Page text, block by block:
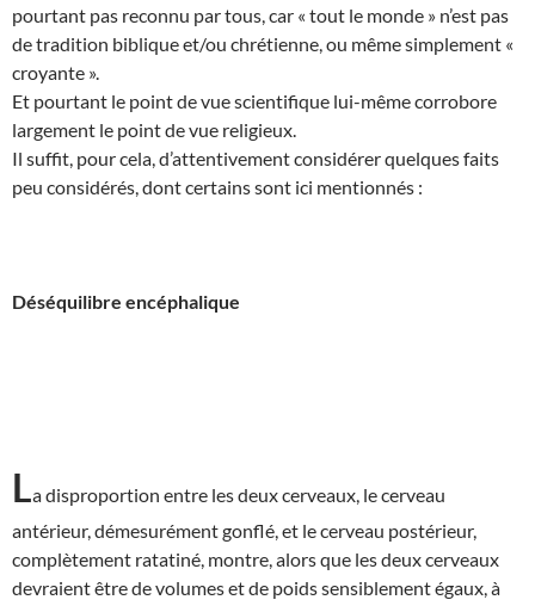
pourtant pas reconnu par tous, car « tout le monde » n’est pas
de tradition biblique et/ou chrétienne, ou même simplement «
croyante ».
Et pourtant le point de vue scientifique lui-même corrobore
largement le point de vue religieux.
Il suffit, pour cela, d’attentivement considérer quelques faits
peu considérés, dont certains sont ici mentionnés :
Déséquilibre encéphalique
La disproportion entre les deux cerveaux, le cerveau
antérieur, démesurément gonflé, et le cerveau postérieur,
complètement ratatiné, montre, alors que les deux cerveaux
devraient être de volumes et de poids sensiblement égaux, à